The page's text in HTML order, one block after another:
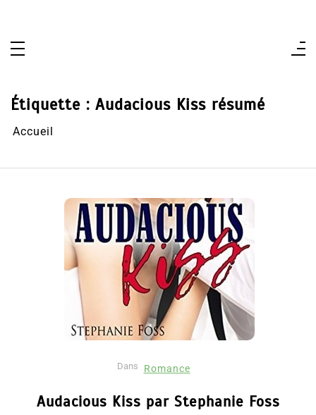
Étiquette : Audacious Kiss résumé
Accueil
Dans Romance
Audacious Kiss par Stephanie Foss